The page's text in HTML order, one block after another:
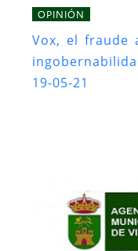
OPINIÓN
Vox, el fraude
19-05-21